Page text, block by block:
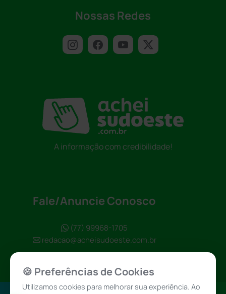
Nossas Redes
A informação com credibilidade!
Fale/Anuncie Conosco
(77) 99968-1705
redacao@acheisudoeste.com.br
🍪 Preferências de Cookies
Utilizamos cookies para melhorar sua experiência. Ao